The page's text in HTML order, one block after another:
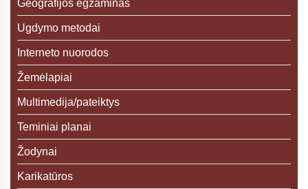
Geografijos egzaminas
Ugdymo metodai
Interneto nuorodos
Žemėlapiai
Multimedija/pateiktys
Teminiai planai
Žodynai
Karikatūros